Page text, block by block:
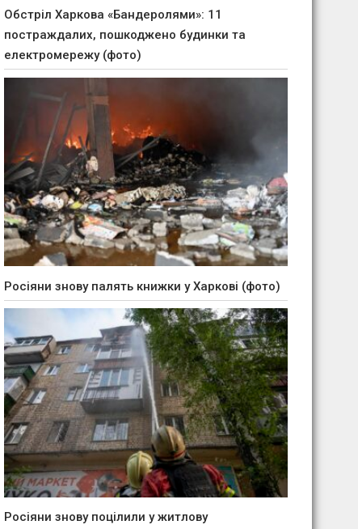
Обстріл Харкова «Бандеролями»: 11
постраждалих, пошкоджено будинки та
електромережу (фото)
Росіяни знову палять книжки у Харкові (фото)
Росіяни знову поцілили у житлову